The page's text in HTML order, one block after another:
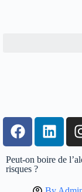
Peut-on boire de
risques ?